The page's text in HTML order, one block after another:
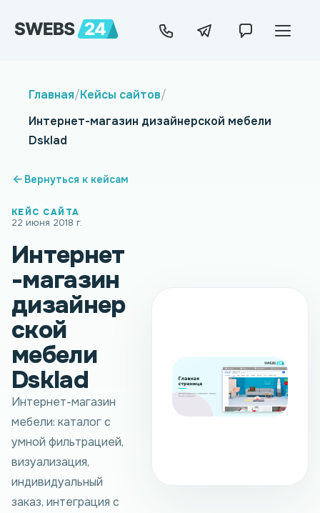
Главная/Кейсы сайтов/
Интернет-магазин дизайнерской мебели
Dsklad
Вернуться к кейсам
КЕЙС САЙТА
22 июня 2018 г.
Интернет
-магазин
дизайнер
ской
мебели
Dsklad
Интернет-магазин
мебели: каталог с
умной фильтрацией,
визуализация,
индивидуальный
заказ, интеграция с